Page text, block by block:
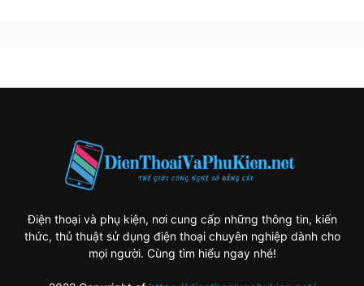
Điện thoại và phụ kiện, nơi cung cấp những thông tin, kiến
thức, thủ thuật sử dụng điện thoại chuyên nghiệp dành cho
mọi người. Cùng tìm hiểu ngay nhé!